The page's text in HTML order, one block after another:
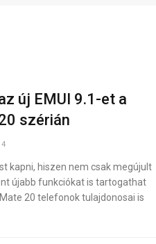
új EMUI 9.1-et a
szérián
kapni, hiszen nem csak megújult
újabb funkciókat is tartogathat
20 telefonok tulajdonosai is